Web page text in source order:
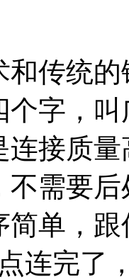
和传统
个字，
连接质
不需要
简单，
连完了